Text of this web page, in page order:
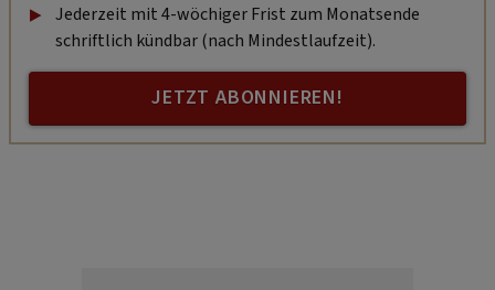
Jederzeit mit 4-wöchiger Frist zum Monatsende
schriftlich kündbar (nach Mindestlaufzeit).
JETZT ABONNIEREN!